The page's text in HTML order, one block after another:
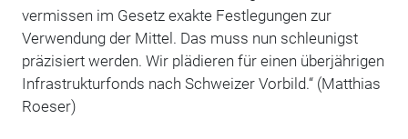
vermissen im Gesetz exakte Festlegungen zur
Verwendung der Mittel. Das muss nun schleunigst
präzisiert werden. Wir plädieren für einen überjährigen
Infrastrukturfonds nach Schweizer Vorbild.“ (Matthias
Roeser)